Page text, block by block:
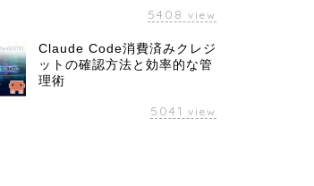
5408 view
Claude Code消費済みクレジ
ットの確認方法と効率的な管
理術
5041 view